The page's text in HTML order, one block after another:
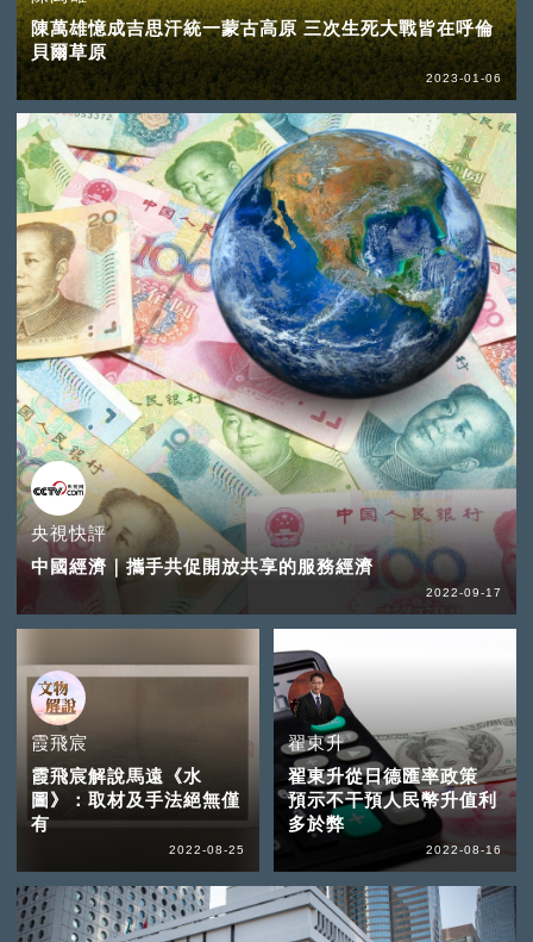
陳萬雄憶成吉思汗統一蒙古高原 三次生死大戰皆在呼倫
貝爾草原
2023-01-06
央視快評
中國經濟｜攜手共促開放共享的服務經濟
2022-09-17
霞飛宸
霞飛宸解說馬遠《水
圖》：取材及手法絕無僅
有
2022-08-25
翟東升
翟東升從日德匯率政策
預示不干預人民幣升值利
多於弊
2022-08-16